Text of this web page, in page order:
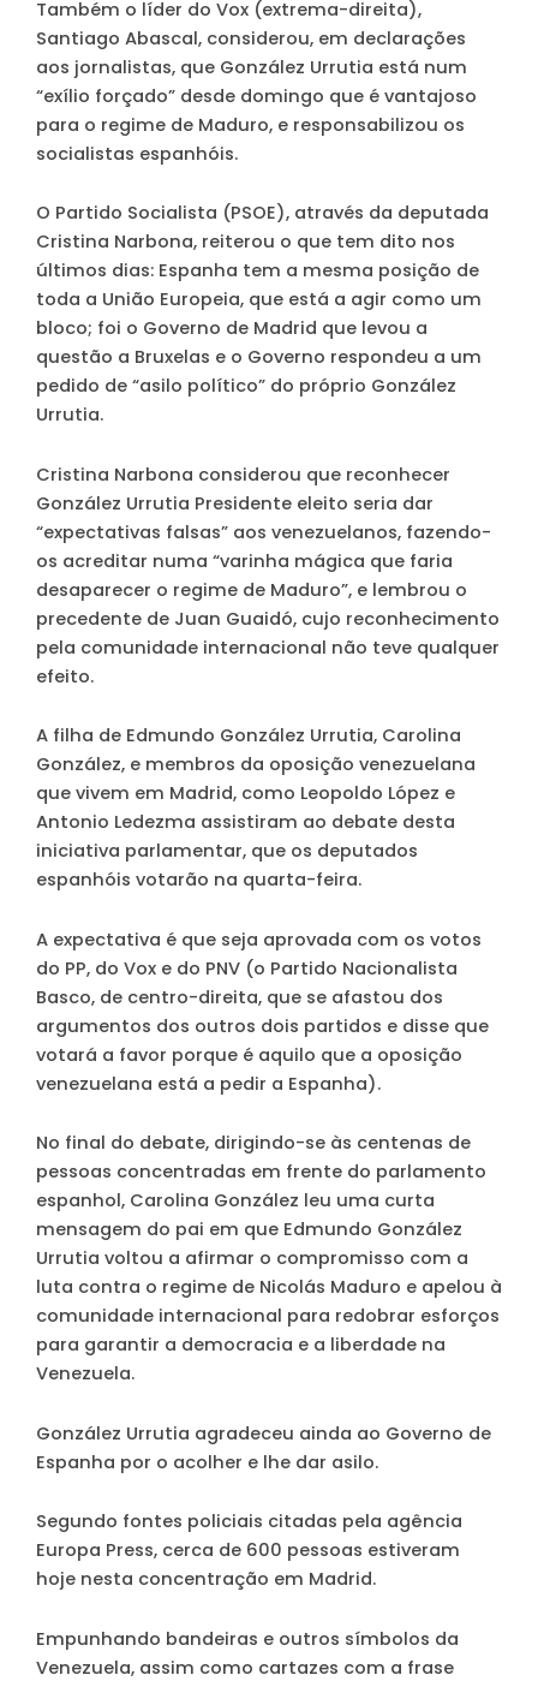
Também o líder do Vox (extrema-direita),
Santiago Abascal, considerou, em declarações
aos jornalistas, que González Urrutia está num
“exílio forçado” desde domingo que é vantajoso
para o regime de Maduro, e responsabilizou os
socialistas espanhóis.
O Partido Socialista (PSOE), através da deputada
Cristina Narbona, reiterou o que tem dito nos
últimos dias: Espanha tem a mesma posição de
toda a União Europeia, que está a agir como um
bloco; foi o Governo de Madrid que levou a
questão a Bruxelas e o Governo respondeu a um
pedido de “asilo político” do próprio González
Urrutia.
Cristina Narbona considerou que reconhecer
González Urrutia Presidente eleito seria dar
“expectativas falsas” aos venezuelanos, fazendo-
os acreditar numa “varinha mágica que faria
desaparecer o regime de Maduro”, e lembrou o
precedente de Juan Guaidó, cujo reconhecimento
pela comunidade internacional não teve qualquer
efeito.
A filha de Edmundo González Urrutia, Carolina
González, e membros da oposição venezuelana
que vivem em Madrid, como Leopoldo López e
Antonio Ledezma assistiram ao debate desta
iniciativa parlamentar, que os deputados
espanhóis votarão na quarta-feira.
A expectativa é que seja aprovada com os votos
do PP, do Vox e do PNV (o Partido Nacionalista
Basco, de centro-direita, que se afastou dos
argumentos dos outros dois partidos e disse que
votará a favor porque é aquilo que a oposição
venezuelana está a pedir a Espanha).
No final do debate, dirigindo-se às centenas de
pessoas concentradas em frente do parlamento
espanhol, Carolina González leu uma curta
mensagem do pai em que Edmundo González
Urrutia voltou a afirmar o compromisso com a
luta contra o regime de Nicolás Maduro e apelou à
comunidade internacional para redobrar esforços
para garantir a democracia e a liberdade na
Venezuela.
González Urrutia agradeceu ainda ao Governo de
Espanha por o acolher e lhe dar asilo.
Segundo fontes policiais citadas pela agência
Europa Press, cerca de 600 pessoas estiveram
hoje nesta concentração em Madrid.
Empunhando bandeiras e outros símbolos da
Venezuela, assim como cartazes com a frase